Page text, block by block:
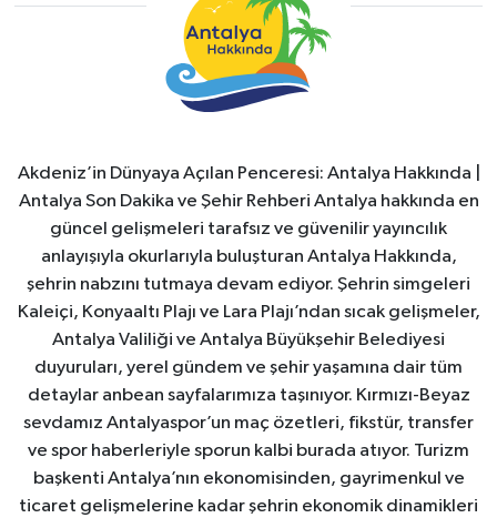
Akdeniz’in Dünyaya Açılan Penceresi: Antalya Hakkında |
Antalya Son Dakika ve Şehir Rehberi Antalya hakkında en
güncel gelişmeleri tarafsız ve güvenilir yayıncılık
anlayışıyla okurlarıyla buluşturan Antalya Hakkında,
şehrin nabzını tutmaya devam ediyor. Şehrin simgeleri
Kaleiçi, Konyaaltı Plajı ve Lara Plajı’ndan sıcak gelişmeler,
Antalya Valiliği ve Antalya Büyükşehir Belediyesi
duyuruları, yerel gündem ve şehir yaşamına dair tüm
detaylar anbean sayfalarımıza taşınıyor. Kırmızı-Beyaz
sevdamız Antalyaspor’un maç özetleri, fikstür, transfer
ve spor haberleriyle sporun kalbi burada atıyor. Turizm
başkenti Antalya’nın ekonomisinden, gayrimenkul ve
ticaret gelişmelerine kadar şehrin ekonomik dinamikleri